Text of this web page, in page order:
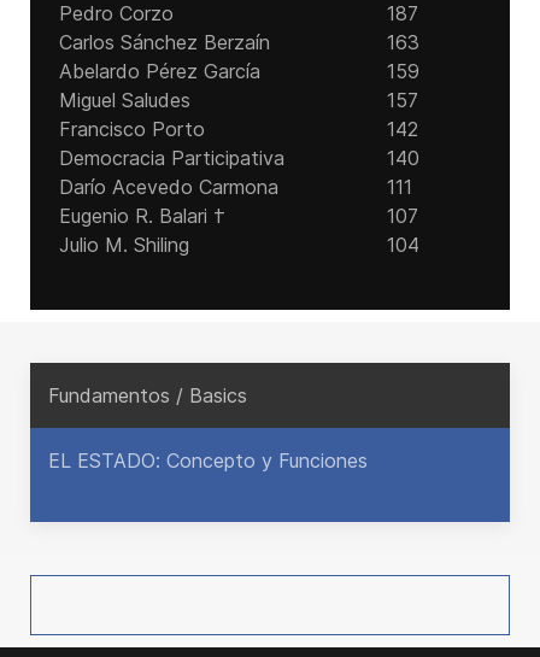
Pedro Corzo
187
Carlos Sánchez Berzaín
163
Abelardo Pérez García
159
Miguel Saludes
157
Francisco Porto
142
Democracia Participativa
140
Darío Acevedo Carmona
111
Eugenio R. Balari †
107
Julio M. Shiling
104
Fundamentos / Basics
EL ESTADO: Concepto y Funciones